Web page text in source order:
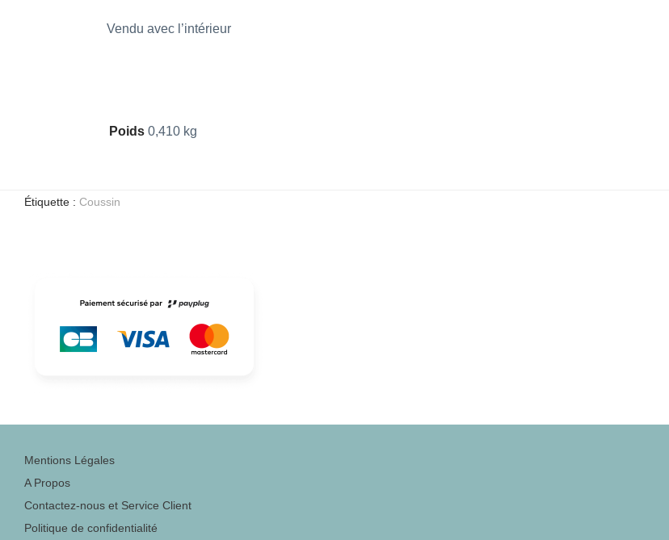
Vendu avec l’intérieur
Poids 0,410 kg
Étiquette : Coussin
Mentions Légales
A Propos
Contactez-nous et Service Client
Politique de confidentialité